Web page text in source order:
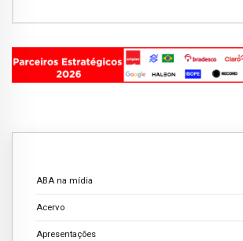
ABA na mídia
Acervo
Apresentações